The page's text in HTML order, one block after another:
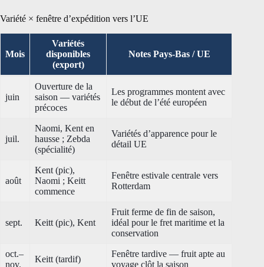
Variété × fenêtre d’expédition vers l’UE
Mois
Variétés
disponibles
(export)
Notes Pays-Bas / UE
juin
Ouverture de la
saison — variétés
précoces
Les programmes montent avec
le début de l’été européen
juil.
Naomi, Kent en
hausse ; Zebda
(spécialité)
Variétés d’apparence pour le
détail UE
août
Kent (pic),
Naomi ; Keitt
commence
Fenêtre estivale centrale vers
Rotterdam
sept. Keitt (pic), Kent
Fruit ferme de fin de saison,
idéal pour le fret maritime et la
conservation
oct.–
nov.
Keitt (tardif)
Fenêtre tardive — fruit apte au
voyage clôt la saison